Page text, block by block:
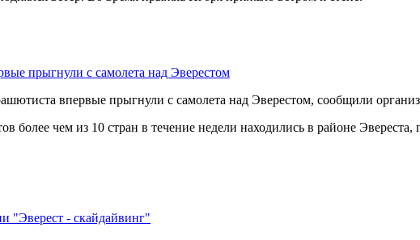
прыгнули с самолета над Эверестом
впервые прыгнули с самолета над Эверестом, сообщили
более чем из 10 стран в течение недели находились в районе
"Эверест - скайдайвинг"